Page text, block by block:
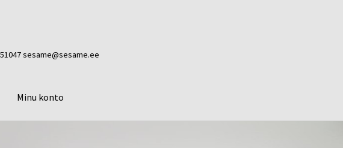
sesame@sesame.ee
Minu konto